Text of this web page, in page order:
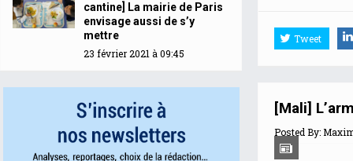
Tweet
[Mali]
Posted By:
cantine] La mairie de Paris
envisage aussi de s’y
mettre
23 février 2021 à 09:45